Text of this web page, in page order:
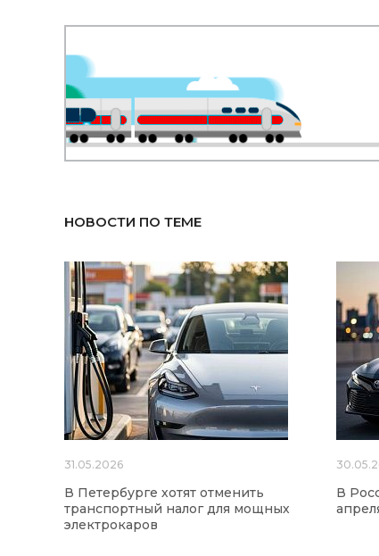
НОВОСТИ ПО ТЕМЕ
31.05.2026
В Петербурге хотят отменить
транспортный налог для мощных
электрокаров
В